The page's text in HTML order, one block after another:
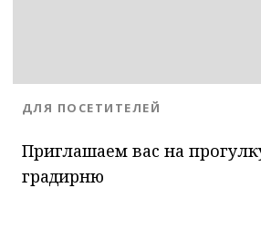
Приглашаем вас на
градирню
BLOG.CATEGORY
ДЛЯ ПОСЕТИТЕЛЕЙ